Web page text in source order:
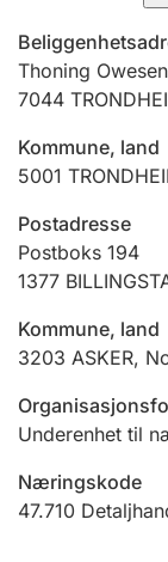
Jeger
Betaling og
Offentlig
Andre tema
Thoning
7044
Kommune, land
5001
Postadresse
Postboks 194
1377
Kommune, land
3203 ASKER,
Underenhet til
Næringskode
47.710